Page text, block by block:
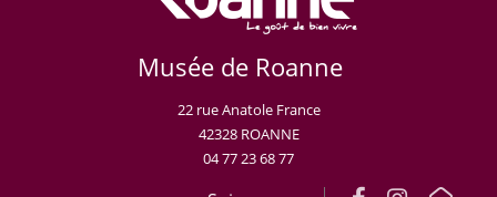
Musée de Roanne
22 rue Anatole France
42328 ROANNE
04 77 23 68 77